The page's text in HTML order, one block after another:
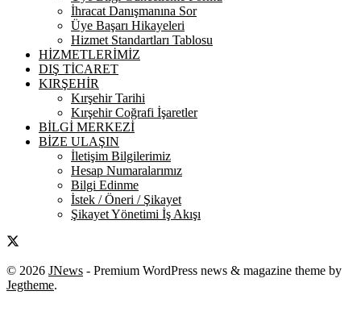
İhracat Danışmanına Sor
Üye Başarı Hikayeleri
Hizmet Standartları Tablosu
HİZMETLERİMİZ
DIŞ TİCARET
KIRŞEHİR
Kırşehir Tarihi
Kırşehir Coğrafi İşaretler
BİLGİ MERKEZİ
BİZE ULAŞIN
İletişim Bilgilerimiz
Hesap Numaralarımız
Bilgi Edinme
İstek / Öneri / Şikayet
Şikayet Yönetimi İş Akışı
© 2026 JNews - Premium WordPress news & magazine theme by
Jegtheme.